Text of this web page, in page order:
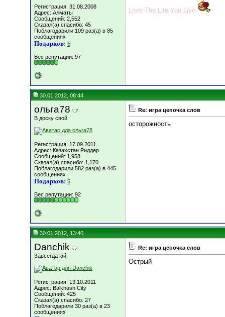
Регистрация: 31.08.2008
Адрес: Алматы
Сообщений: 2,552
Сказал(а) спасибо: 45
Поблагодарили 109 раз(а) в 85
сообщениях
Подарков: 5
Вес репутации: 97
Love The Life You Live
30.01.2012, 08:44
ольга78
В доску свой
Регистрация: 17.09.2011
Адрес: Казахстан Риддер
Сообщений: 1,958
Сказал(а) спасибо: 1,170
Поблагодарили 582 раз(а) в 445
сообщениях
Подарков: 5
Вес репутации: 92
Re: игра цепочка слов
осторожность
30.01.2012, 13:40
Danchik
Завсегдатай
Регистрация: 13.10.2011
Адрес: Balkhash City
Сообщений: 425
Сказал(а) спасибо: 27
Поблагодарили 30 раз(а) в 23
сообщениях
Re: игра цепочка слов
Острый